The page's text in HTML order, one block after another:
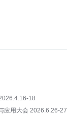
18
应用大会 2026.6.26-27